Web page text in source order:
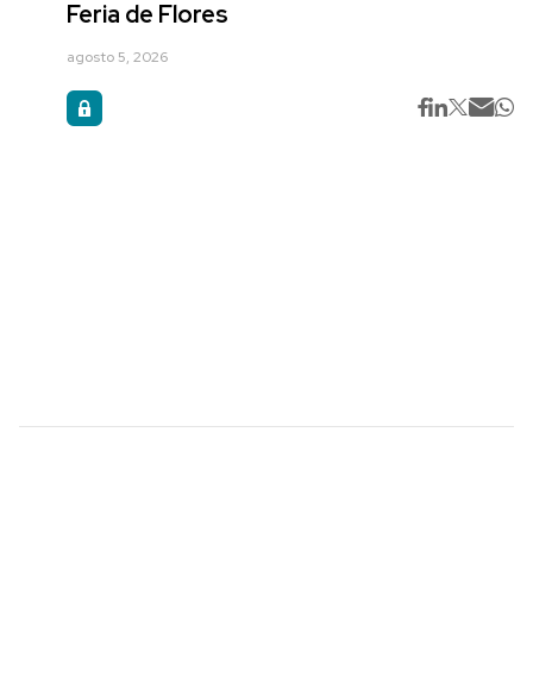
Feria de Flores
agosto 5, 2026